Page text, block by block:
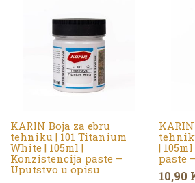
KARIN Boja za ebru
tehniku | 101 Titanium
White | 105ml |
Konzistencija paste –
Uputstvo u opisu
|
paste
10,90